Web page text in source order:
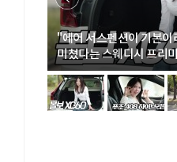
"에어 서스펜션이 기본이
미쳤다는 스웨디시 프리
B5 울트라'